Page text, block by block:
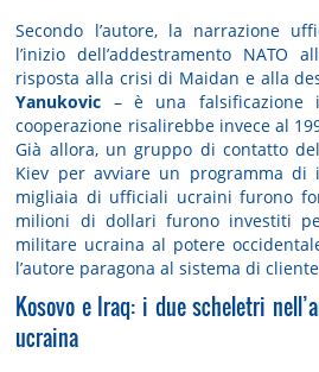
Secondo l’autore, la narrazione
l’inizio dell’addestramento
risposta alla crisi di Maidan e alla
Yanukovic – è una falsificazione
cooperazione risalirebbe invece al
Già allora, un gruppo di contatto
Kiev per avviare un programma di
migliaia di ufficiali ucraini furono
milioni di dollari furono investiti
militare ucraina al potere
l’autore paragona al sistema di
Kosovo e Iraq: i due scheletri
ucraina